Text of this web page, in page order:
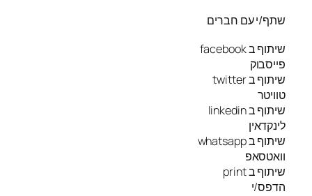
שתף/י עם חברים
שיתוף ב facebook
פייסבוק
שיתוף ב twitter
טוויטר
שיתוף ב linkedin
לינקדאין
שיתוף ב whatsapp
וואטסאפ
שיתוף ב print
הדפס/י